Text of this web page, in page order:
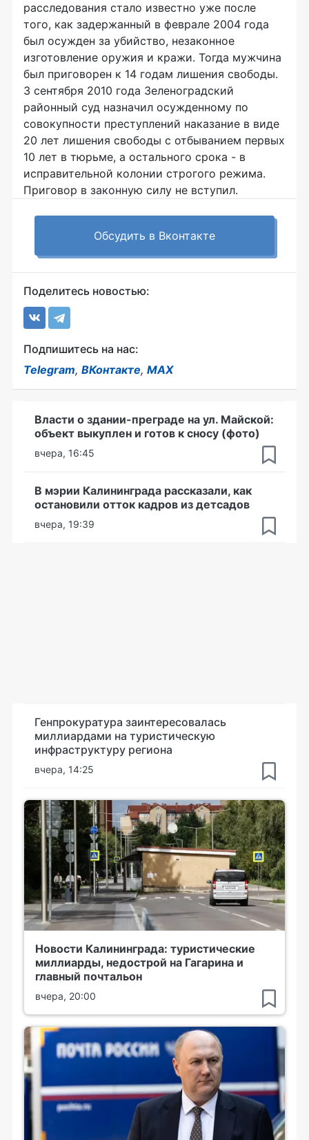
расследования стало известно уже после
того, как задержанный в феврале 2004 года
был осужден за убийство, незаконное
изготовление оружия и кражи. Тогда мужчина
был приговорен к 14 годам лишения свободы.
3 сентября 2010 года Зеленоградский
районный суд назначил осужденному по
совокупности преступлений наказание в виде
20 лет лишения свободы с отбыванием первых
10 лет в тюрьме, а остального срока - в
исправительной колонии строгого режима.
Приговор в законную силу не вступил.
Обсудить в Вконтакте
Поделитесь новостью:
Подпишитесь на нас:
Telegram, ВКонтакте, MAX
Власти о здании-преграде на ул. Майской:
объект выкуплен и готов к сносу (фото)
вчера, 16:45
В мэрии Калининграда рассказали, как
остановили отток кадров из детсадов
вчера, 19:39
Генпрокуратура заинтересовалась
миллиардами на туристическую
инфраструктуру региона
вчера, 14:25
Новости Калининграда: туристические
миллиарды, недострой на Гагарина и
главный почтальон
вчера, 20:00